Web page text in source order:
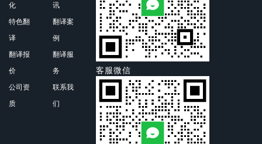
化
特色翻
译
翻译报
价
公司资
质
讯
翻译案
例
翻译服
务
联系我
们
客服微信